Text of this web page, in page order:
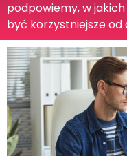
podpowiemy, w
być korzystniejsze od